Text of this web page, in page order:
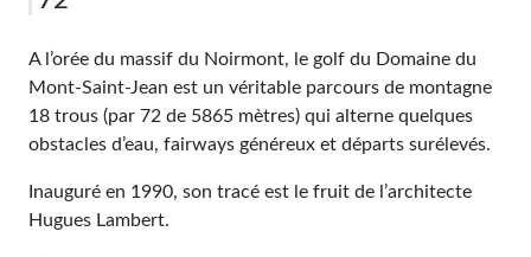
A l’orée du massif du Noirmont, le golf du Domaine du
Mont-Saint-Jean est un véritable parcours de montagne
18 trous (par 72 de 5865 mètres) qui alterne quelques
obstacles d’eau, fairways généreux et départs surélevés.
Inauguré en 1990, son tracé est le fruit de l’architecte
Hugues Lambert.